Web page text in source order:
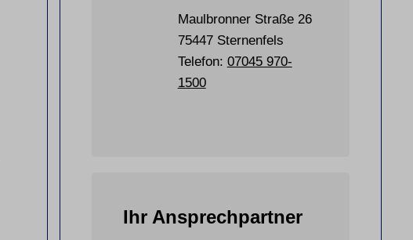
Maulbronner Straße 26
75447 Sternenfels
Telefon: 07045 970-
1500
Ihr Ansprechpartner